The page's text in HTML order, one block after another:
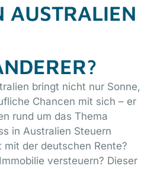
AUSTRALIEN
bringt nicht nur Sonne,
Chancen mit sich – er
rund um das Thema
in Australien Steuern
mit der deutschen Rente?
versteuern? Dieser